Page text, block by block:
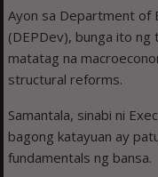
Ayon sa Department of
(DEPDev), bunga ito
matatag na
structural reforms.
Samantala, sinabi ni
bagong katayuan ay
fundamentals ng bansa.